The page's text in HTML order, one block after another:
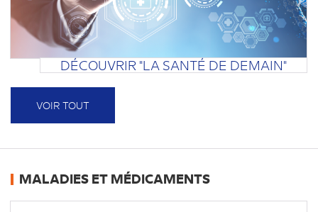
DÉCOUVRIR "LA SANTÉ DE DEMAIN"
VOIR TOUT
MALADIES ET MÉDICAMENTS